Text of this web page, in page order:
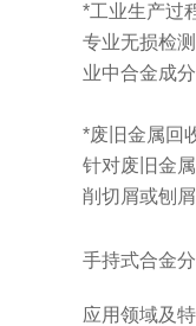
*工业生产过
专业无损检
业中合金成
*废旧金属回
针对废旧金
削切屑或刨
手持式合金
应用领域及